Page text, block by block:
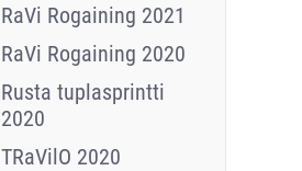
RaVi Rogaining 2021
RaVi Rogaining 2020
Rusta tuplasprintti
2020
TRaVilO 2020